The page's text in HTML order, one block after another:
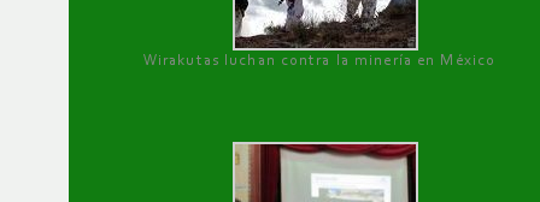
Wirakutas luchan contra la minería en México